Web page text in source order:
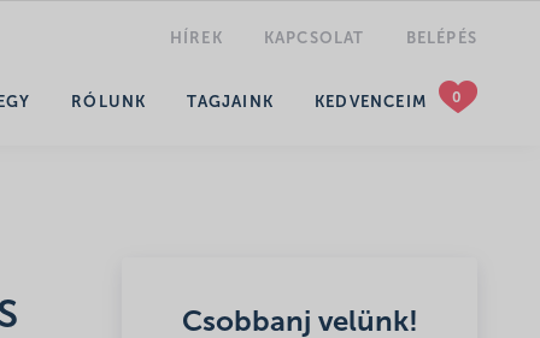
HÍREK KAPCSOLAT BELÉPÉS
RÓLUNK TAGJAINK KEDVENCEIM
Csobbanj velünk!